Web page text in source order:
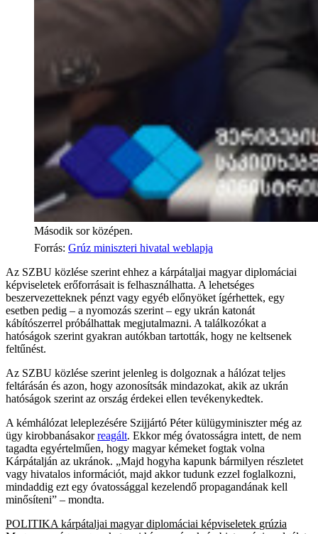
Második sor középen.
Forrás: Grúz miniszteri hivatal weblapja
Az SZBU közlése szerint ehhez a kárpátaljai magyar diplomáciai
képviseletek erőforrásait is felhasználhatta. A lehetséges
beszervezetteknek pénzt vagy egyéb előnyöket ígérhettek, egy
esetben pedig – a nyomozás szerint – egy ukrán katonát
kábítószerrel próbálhattak megjutalmazni. A találkozókat a
hatóságok szerint gyakran autókban tartották, hogy ne keltsenek
feltűnést.
Az SZBU közlése szerint jelenleg is dolgoznak a hálózat teljes
feltárásán és azon, hogy azonosítsák mindazokat, akik az ukrán
hatóságok szerint az ország érdekei ellen tevékenykedtek.
A kémhálózat leleplezésére Szijjártó Péter külügyminiszter még az
ügy kirobbanásakorreagált. Ekkor még óvatosságra intett, de nem
tagadta egyértelműen, hogy magyar kémeket fogtak volna
Kárpátalján az ukránok. „Majd hogyha kapunk bármilyen részletet
vagy hivatalos információt, majd akkor tudunk ezzel foglalkozni,
mindaddig ezt egy óvatossággal kezelendő propagandának kell
minősíteni” – mondta.
POLITIKA kárpátaljai magyar diplomáciai képviseletek grúzia